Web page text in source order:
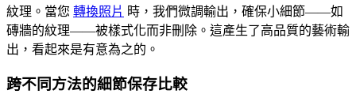
紋理。當您 轉換照片 時，我們微調輸出，確保小細節——如
磚牆的紋理——被樣式化而非刪除。這產生了高品質的藝術輸
出，看起來是有意為之的。
跨不同方法的細節保存比較